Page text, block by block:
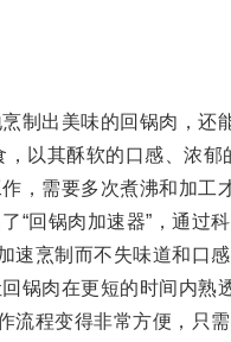
出美味的回锅肉，还
其酥软的口感、浓郁
需要多次煮沸和加工才
锅肉加速器”，通过
烹制而不失味道和口感
肉在更短的时间内熟
程变得非常方便，只